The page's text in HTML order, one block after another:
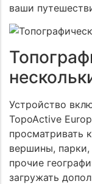
ваши
Устройство
TopoActive
просматривать
вершины, парки,
прочие
загружать